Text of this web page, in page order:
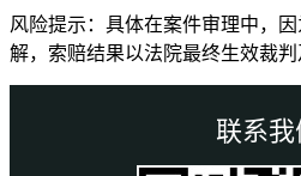
风险提示：具体在案件审理中，
解，索赔结果以法院最终生效裁判
联系我